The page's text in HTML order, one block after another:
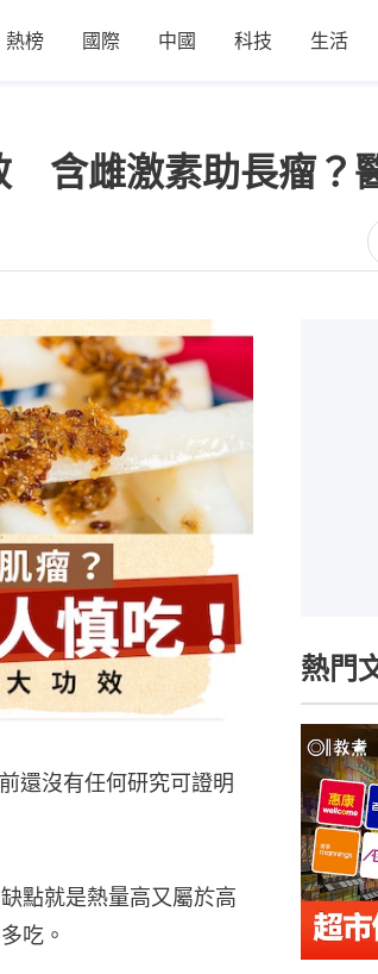
熱榜 國際 中國 科技 生活
含雌激素助長瘤？
還沒有任何研究可證明
點就是熱量高又屬於高
吃。
熱門